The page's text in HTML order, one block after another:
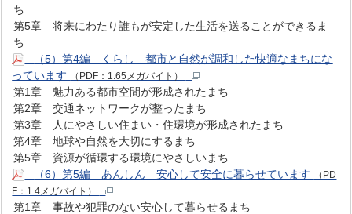
ち
第5章 将来にわたり誰もが安定した生活を送ることができるま
ち
（5）第4編 くらし 都市と自然が調和した快適なまちにな
っています
（PDF：1.65メガバイト）
第1章 魅力ある都市空間が形成されたまち
第2章 交通ネットワークが整ったまち
第3章 人にやさしい住まい・住環境が形成されたまち
第4章 地球や自然を大切にするまち
第5章 資源が循環する環境にやさしいまち
（6）第5編 あんしん 安心して安全に暮らせています
（PD
F：1.4メガバイト）
第1章 事故や犯罪のない安心して暮らせるまち